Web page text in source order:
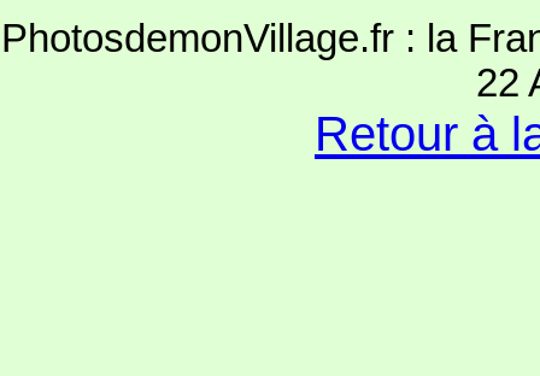
PhotosdemonVillage.fr : la
22
Retour à